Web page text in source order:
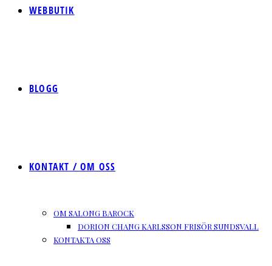
WEBBUTIK
BLOGG
KONTAKT / OM OSS
OM SALONG BAROCK
DORION CHANG KARLSSON FRISÖR SUNDSVALL
KONTAKTA OSS